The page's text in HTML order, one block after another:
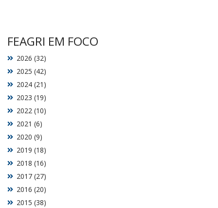
FEAGRI EM FOCO
2015 (38)
2016 (20)
2017 (27)
2018 (16)
2019 (18)
2020 (9)
2021 (6)
2022 (10)
2023 (19)
2024 (21)
2025 (42)
2026 (32)